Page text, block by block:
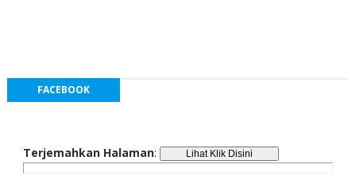
FACEBOOK
Terjemahkan Halaman: